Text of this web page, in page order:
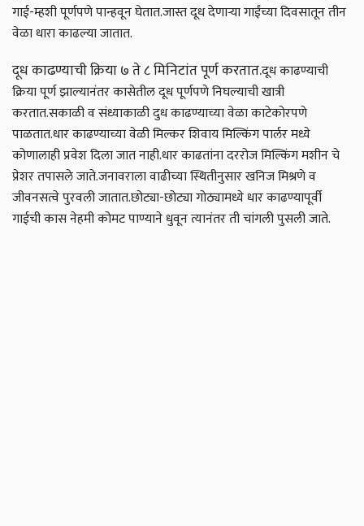
गाई-म्हशी पूर्णपणे पान्हवून घेतात.जास्त दूध देणाऱ्या गाईंच्या दिवसातून तीन
वेळा धारा काढल्या जातात.
दूध काढण्याची क्रिया ७ ते ८ मिनिटांत पूर्ण करतात.दूध काढण्याची
क्रिया पूर्ण झाल्यानंतर कासेतील दूध पूर्णपणे निघल्याची खात्री
करतात.सकाळी व संध्याकाळी दुध काढण्याच्या वेळा काटेकोरपणे
पाळतात.धार काढण्याच्या वेळी मिल्कर शिवाय मिल्किंग पार्लर मध्ये
कोणालाही प्रवेश दिला जात नाही.धार काढतांना दररोज मिल्किंग मशीन चे
प्रेशर तपासले जाते.जनावराला वाढीच्या स्थितीनुसार खनिज मिश्रणे व
जीवनसत्वे पुरवली जातात.छोट्या-छोट्या गोठ्यामध्ये धार काढण्यापूर्वी
गाईची कास नेहमी कोमट पाण्याने धुवून त्यानंतर ती चांगली पुसली जाते.